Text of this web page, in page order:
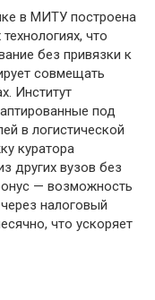
в МИТУ построена
что
без привязки к
совмещать
Институт
под
в логистической
куратора
других вузов без
— возможность
налоговый
что ускоряет